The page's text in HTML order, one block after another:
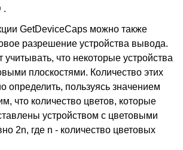
.
GetDeviceCaps можно также
разрешение устройства вывода.
учитывать, что некоторые устройства
плоскостями. Количество этих
определить, пользуясь значением
что количество цветов, которые
устройством с цветовыми
2n, где n - количество цветовых